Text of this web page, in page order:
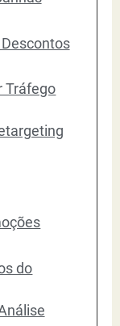
Tráfego
do